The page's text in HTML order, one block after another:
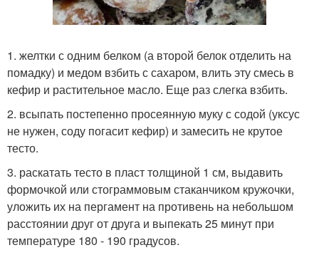
1. желтки с одним белком (а второй белок отделить на
помадку) и медом взбить с сахаром, влить эту смесь в
кефир и растительное масло. Еще раз слегка взбить.
2. всыпать постепенно просеянную муку с содой (уксус
не нужен, соду погасит кефир) и замесить не крутое
тесто.
3. раскатать тесто в пласт толщиной 1 см, выдавить
формочкой или стограммовым стаканчиком кружочки,
уложить их на пергамент на противень на небольшом
расстоянии друг от друга и выпекать 25 минут при
температуре 180 - 190 градусов.